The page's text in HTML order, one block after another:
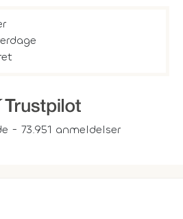
- 73.951 anmeldelser